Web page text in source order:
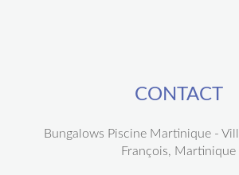
CONTACT
Bungalows Piscine Martinique -
François, Martinique